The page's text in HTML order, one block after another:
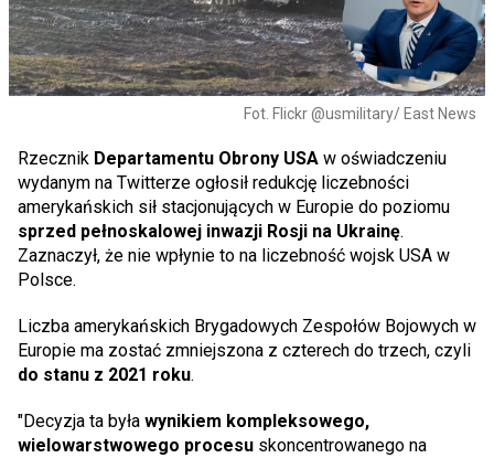
Fot. Flickr @usmilitary/ East News
Rzecznik Departamentu Obrony USA w oświadczeniu
wydanym na Twitterze ogłosił redukcję liczebności
amerykańskich sił stacjonujących w Europie do poziomu
sprzed pełnoskalowej inwazji Rosji na Ukrainę.
Zaznaczył, że nie wpłynie to na liczebność wojsk USA w
Polsce.
Liczba amerykańskich Brygadowych Zespołów Bojowych w
Europie ma zostać zmniejszona z czterech do trzech, czyli
do stanu z 2021 roku.
"Decyzja ta była wynikiem kompleksowego,
wielowarstwowego procesu skoncentrowanego na